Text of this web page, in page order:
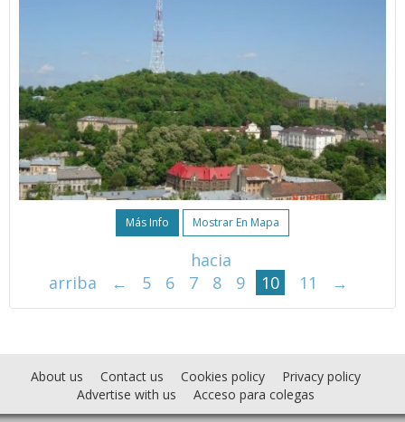
Más Info Mostrar En Mapa
hacia
arriba
← 5 6 7 8 9 10 11 →
About us Contact us Cookies policy
Privacy policy
Advertise with us
Acceso para colegas